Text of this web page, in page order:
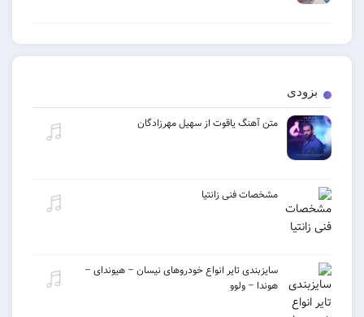
بزودی
متن آهنگ یاقوت از سهیل مهرزادگان
مشخصات فنی زانتیا
سایزبندی تایر انواع خودروهای نیسان – هیوندای –
هوندا – ولوو